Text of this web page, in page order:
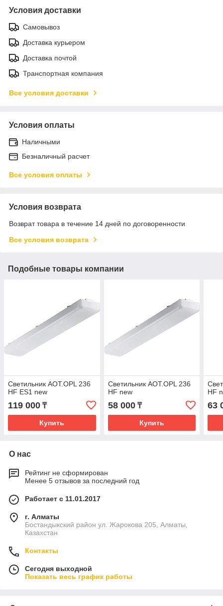
Условия доставки
Самовывоз
Доставка курьером
Доставка почтой
Транспортная компания
Все условия доставки
Условия оплаты
Наличными
Безналичный расчет
Все условия оплаты
Условия возврата
Возврат товара в течение 14 дней по договоренности
Все условия возврата
Подобные товары компании
Светильник AOT.OPL 236
HF ES1 new
119 000 ₸
Купить
Светильник AOT.OPL 236
HF new
58 000₸
Купить
HF
63
О нас
Рейтинг не сформирован
Менее 5 отзывов за последний год
Работает с 11.01.2017
г. Алматы
Бостандыкский район ул. Жарокова 205, Алматы,
Казахстан
Контакты
Сегодня выходной
Показать весь график работы